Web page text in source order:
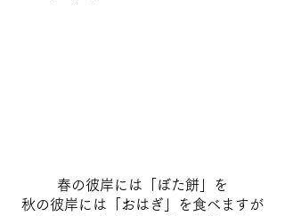
春の彼岸には「ぼた餅」を
秋の彼岸には「おはぎ」を食べますが